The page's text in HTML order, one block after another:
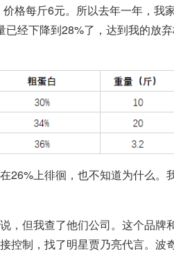
格每斤6元。所以去年一年，我
已经下降到28%了，达到我的放
26%上徘徊，也不知道为什么。
，但我查了他们公司。这个品牌
控制，找了明星贾乃亮代言。波